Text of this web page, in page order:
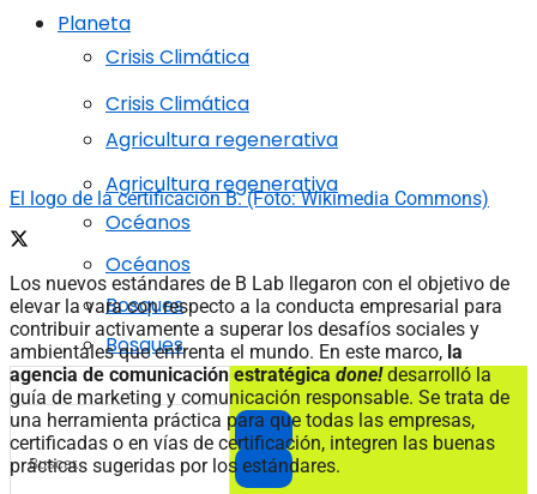
Crisis Climática
Agricultura regenerativa
Océanos
Bosques
Planeta
Crisis Climática
Agricultura regenerativa
Océanos
Bosques
El logo de la certificación B. (Foto: Wikimedia Commons)
Los nuevos estándares de B Lab llegaron con el objetivo de
elevar la vara con respecto a la conducta empresarial para
contribuir activamente a superar los desafíos sociales y
ambientales que enfrenta el mundo. En este marco, la
agencia de comunicación estratégica done! desarrolló la
guía de marketing y comunicación responsable. Se trata de
una herramienta práctica para que todas las empresas,
certificadas o en vías de certificación, integren las buenas
prácticas sugeridas por los estándares.